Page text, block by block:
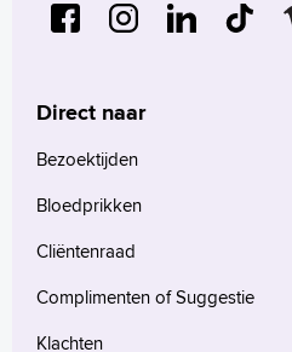
Direct naar
Bezoektijden
Bloedprikken
Cliëntenraad
Complimenten of Suggestie
Klachten